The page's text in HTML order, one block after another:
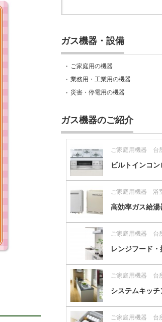
ガス機器・設備
ご家庭用の機器
業務用・工業用の機器
災害・停電用の機器
ガス機器のご紹介
ご家庭用機器 台
ビルトインコン
ご家庭用機器 浴
高効率ガス給湯
ご家庭用機器 台
レンジフード・
ご家庭用機器 台
システムキッチ
ご家庭用機器 台